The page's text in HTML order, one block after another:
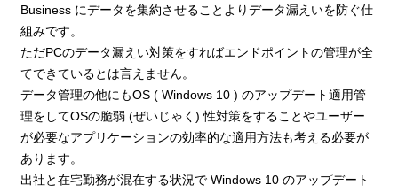
Business にデータを集約させることよりデータ漏えいを防ぐ仕
組みです。
ただPCのデータ漏えい対策をすればエンドポイントの管理が全
てできているとは言えません。
データ管理の他にもOS ( Windows 10 ) のアップデート適用管
理をしてOSの脆弱 (ぜいじゃく) 性対策をすることやユーザー
が必要なアプリケーションの効率的な適用方法も考える必要が
あります。
出社と在宅勤務が混在する状況で Windows 10 のアップデート